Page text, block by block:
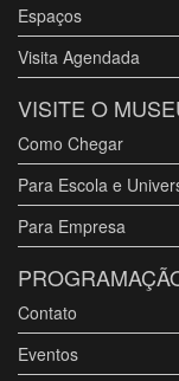
Espaços
Visita Agendada
VISITE O
Como Chegar
Para Escola e
Para Empresa
Contato
Eventos